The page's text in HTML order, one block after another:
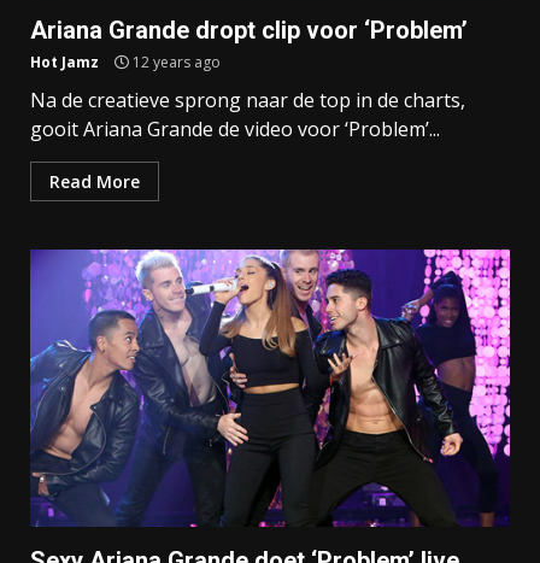
Ariana Grande dropt clip voor ‘Problem’
Hot Jamz 12 years ago
Na de creatieve sprong naar de top in de charts,
gooit Ariana Grande de video voor ‘Problem’...
Read More